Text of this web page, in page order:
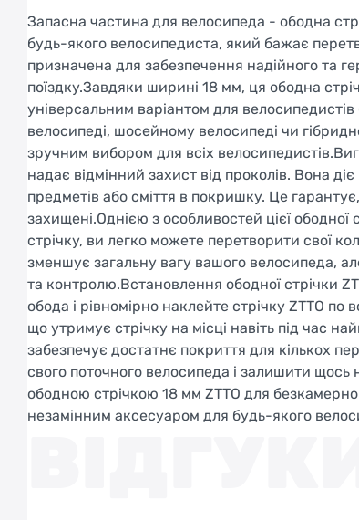
Запасна частина для велосипеда - ободна
будь-якого велосипедиста, який бажає
призначена для забезпечення надійного та
поїздку.Завдяки ширині 18 мм, ця ободна
універсальним варіантом для
велосипеді, шосейному велосипеді чи
зручним вибором для всіх
надає відмінний захист від проколів. Вона
предметів або сміття в покришку. Це
захищені.Однією з особливостей цієї
стрічку, ви легко можете перетворити свої
зменшує загальну вагу вашого велосипеда,
та контролю.Встановлення ободної стрічки
обода і рівномірно наклейте стрічку ZTTO
що утримує стрічку на місці навіть під час
забезпечує достатнє покриття для кількох
свого поточного велосипеда і залишити
ободною стрічкою 18 мм ZTTO для
незамінним аксесуаром для будь-якого